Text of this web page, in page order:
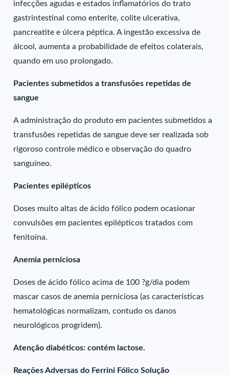
infecções agudas e estados inflamatórios do trato
gastrintestinal como enterite, colite ulcerativa,
pancreatite e úlcera péptica. A ingestão excessiva de
álcool, aumenta a probabilidade de efeitos colaterais,
quando em uso prolongado.
Pacientes submetidos a transfusões repetidas de
sangue
A administração do produto em pacientes submetidos a
transfusões repetidas de sangue deve ser realizada sob
rigoroso controle médico e observação do quadro
sanguíneo.
Pacientes epilépticos
Doses muito altas de ácido fólico podem ocasionar
convulsões em pacientes epilépticos tratados com
fenitoína.
Anemia perniciosa
Doses de ácido fólico acima de 100 ?g/dia podem
mascar casos de anemia perniciosa (as características
hematológicas normalizam, contudo os danos
neurológicos progridem).
Atenção diabéticos: contém lactose.
Reações Adversas do Ferrini Fólico Solução